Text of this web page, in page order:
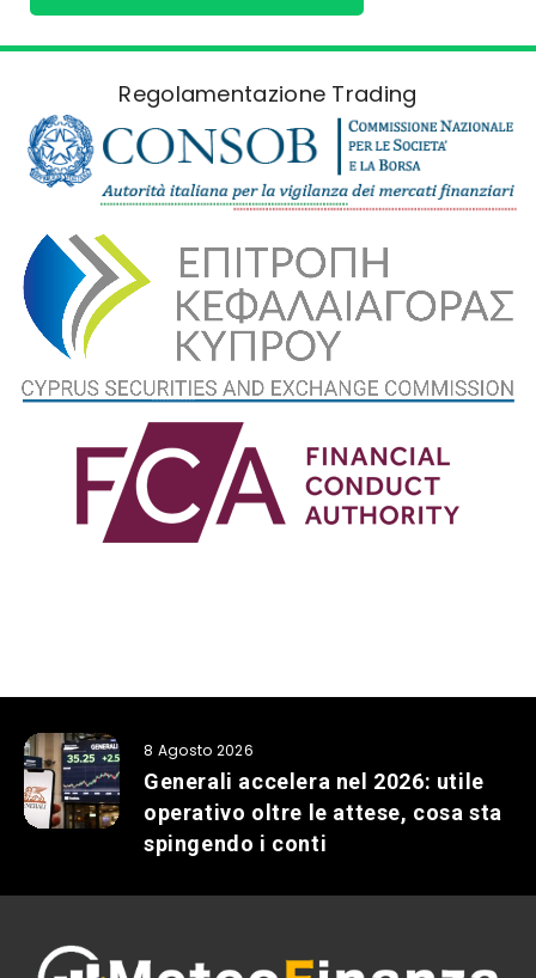
Regolamentazione Trading
8 Agosto 2026
Generali accelera nel 2026: utile
operativo oltre le attese, cosa sta
spingendo i conti